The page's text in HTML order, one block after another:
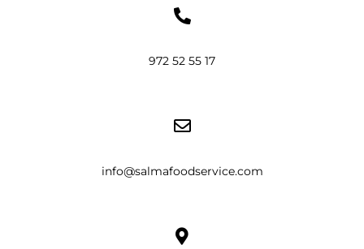
972 52 55 17
info@salmafoodservice.com